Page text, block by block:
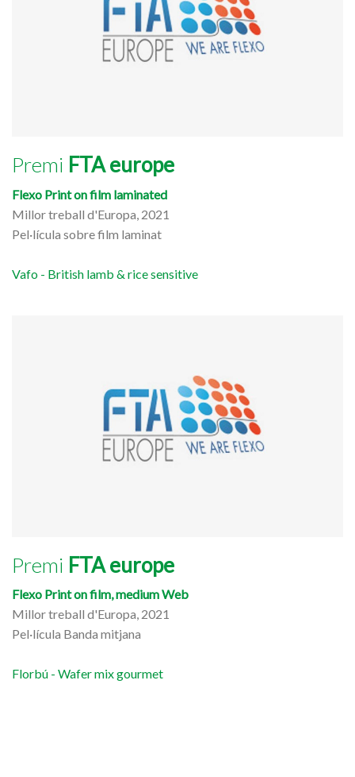
Premi FTA europe
Flexo Print on film laminated
Millor treball d'Europa, 2021
Pel·lícula sobre film laminat
Vafo - British lamb & rice sensitive
Premi FTA europe
Flexo Print on film, medium Web
Millor treball d'Europa, 2021
Pel·lícula Banda mitjana
Florbú - Wafer mix gourmet